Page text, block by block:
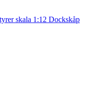
skala 1:12 Dockskåp